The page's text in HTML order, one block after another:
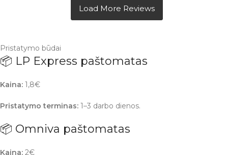
Pristatymo būdai
📦 LP Express paštomatas
Kaina: 1,8€
Pristatymo terminas: 1–3 darbo dienos.
📦 Omniva paštomatas
Kaina: 2€